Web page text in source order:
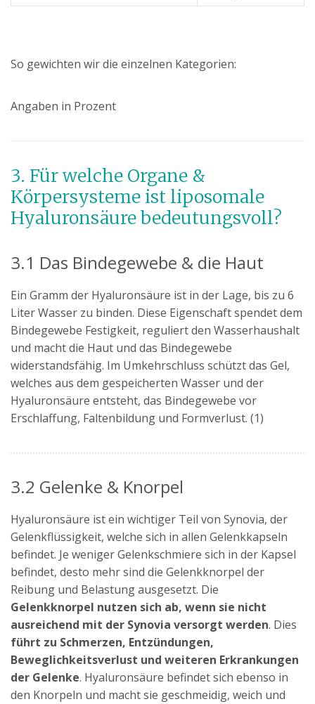
So gewichten wir die einzelnen Kategorien:
Angaben in Prozent
3. Für welche Organe &
Körpersysteme ist liposomale
Hyaluronsäure bedeutungsvoll?
3.1 Das Bindegewebe & die Haut
Ein Gramm der Hyaluronsäure ist in der Lage, bis zu 6
Liter Wasser zu binden. Diese Eigenschaft spendet dem
Bindegewebe Festigkeit, reguliert den Wasserhaushalt
und macht die Haut und das Bindegewebe
widerstandsfähig. Im Umkehrschluss schützt das Gel,
welches aus dem gespeicherten Wasser und der
Hyaluronsäure entsteht, das Bindegewebe vor
Erschlaffung, Faltenbildung und Formverlust. (1)
3.2 Gelenke & Knorpel
Hyaluronsäure ist ein wichtiger Teil von Synovia, der
Gelenkflüssigkeit, welche sich in allen Gelenkkapseln
befindet. Je weniger Gelenkschmiere sich in der Kapsel
befindet, desto mehr sind die Gelenkknorpel der
Reibung und Belastung ausgesetzt. Die
Gelenkknorpel nutzen sich ab, wenn sie nicht
ausreichend mit der Synovia versorgt werden. Dies
führt zu Schmerzen, Entzündungen,
Beweglichkeitsverlust und weiteren Erkrankungen
der Gelenke. Hyaluronsäure befindet sich ebenso in
den Knorpeln und macht sie geschmeidig, weich und